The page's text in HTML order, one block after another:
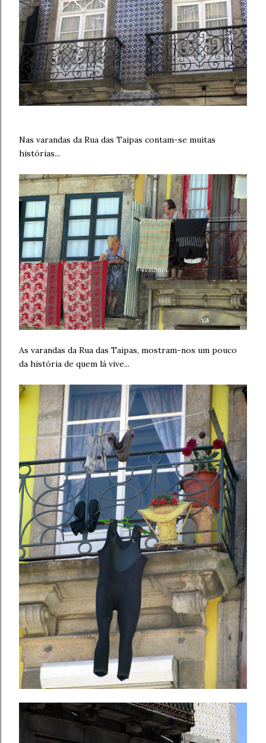
Nas varandas da Rua das Taipas contam-se muitas
histórias...
As varandas da Rua das Taipas, mostram-nos um pouco
da história de quem lá vive...